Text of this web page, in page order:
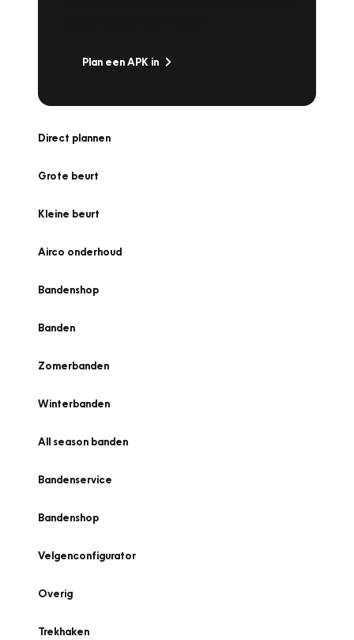
Plan een APK in
Direct plannen
Grote beurt
Kleine beurt
Airco onderhoud
Bandenshop
Banden
Zomerbanden
Winterbanden
All season banden
Bandenservice
Bandenshop
Velgenconfigurator
Overig
Trekhaken